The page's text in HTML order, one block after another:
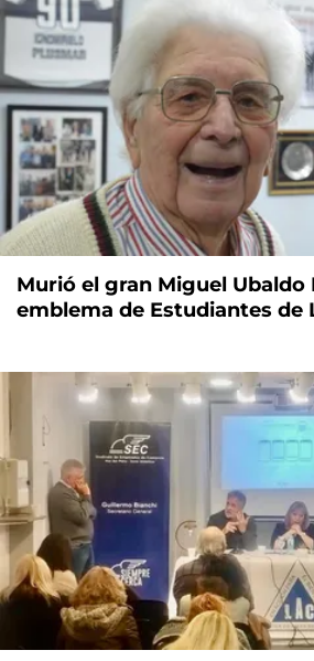
Murió el gran Miguel
emblema de Estudiantes de